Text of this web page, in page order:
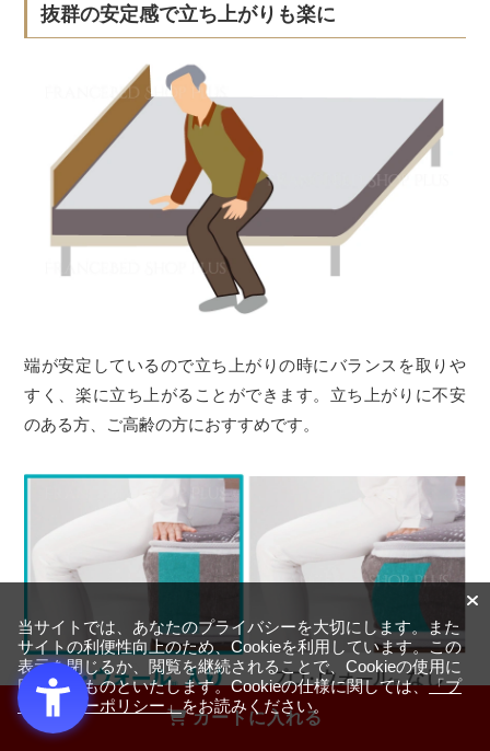
カートに入れる
抜群の安定感で立ち上がりも楽に
端が安定しているので立ち上がりの時にバランスを取りや
すく、楽に立ち上がることができます。立ち上がりに不安
のある方、ご高齢の方におすすめです。
当サイトでは、あなたのプライバシーを大切にします。また
サイトの利便性向上のため、Cookieを利用しています。この
表示を閉じるか、閲覧を継続されることで、Cookieの使用に
同意するものといたします。Cookieの仕様に関しては、「プ
ライバシーポリシー」をお読みください。